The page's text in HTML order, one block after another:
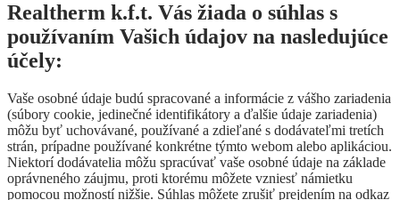
Realtherm k.f.t. Vás žiada o súhlas s
používaním Vašich údajov na nasledujúce
účely:
Vaše osobné údaje budú spracované a informácie z vášho zariadenia
(súbory cookie, jedinečné identifikátory a ďalšie údaje zariadenia)
môžu byť uchovávané, používané a zdieľané s dodávateľmi tretích
strán, prípadne používané konkrétne týmto webom alebo aplikáciou.
Niektorí dodávatelia môžu spracúvať vaše osobné údaje na základe
oprávneného záujmu, proti ktorému môžete vzniesť námietku
pomocou možností nižšie. Súhlas môžete zrušiť prejdením na odkaz